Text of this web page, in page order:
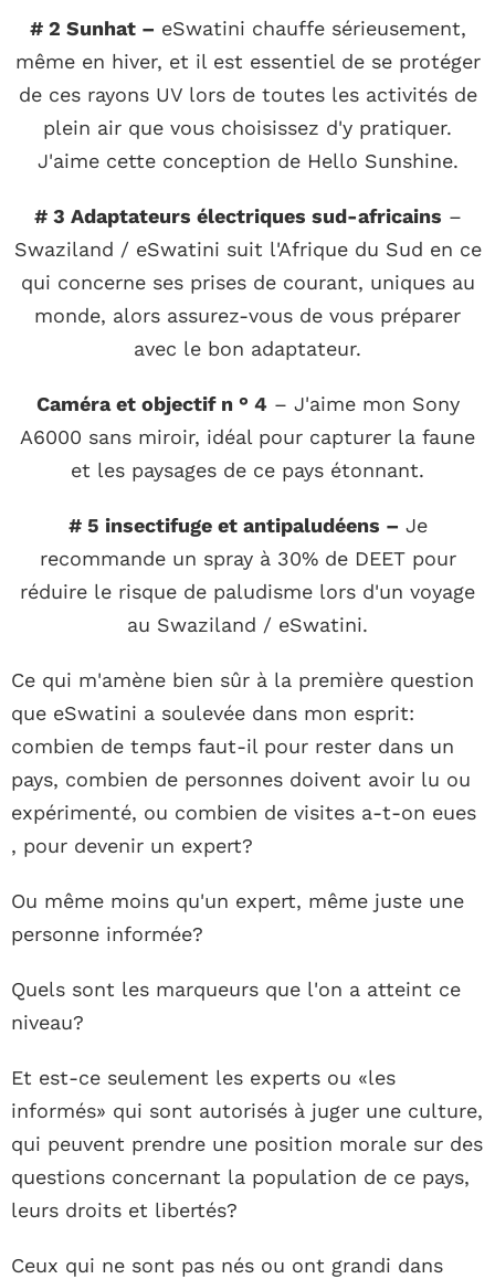
# 2 Sunhat – eSwatini chauffe sérieusement,
même en hiver, et il est essentiel de se protéger
de ces rayons UV lors de toutes les activités de
plein air que vous choisissez d'y pratiquer.
J'aime cette conception de Hello Sunshine.
# 3 Adaptateurs électriques sud-africains –
Swaziland / eSwatini suit l'Afrique du Sud en ce
qui concerne ses prises de courant, uniques au
monde, alors assurez-vous de vous préparer
avec le bon adaptateur.
Caméra et objectif n ° 4 – J'aime mon Sony
A6000 sans miroir, idéal pour capturer la faune
et les paysages de ce pays étonnant.
# 5 insectifuge et antipaludéens – Je
recommande un spray à 30% de DEET pour
réduire le risque de paludisme lors d'un voyage
au Swaziland / eSwatini.
Ce qui m'amène bien sûr à la première question
que eSwatini a soulevée dans mon esprit:
combien de temps faut-il pour rester dans un
pays, combien de personnes doivent avoir lu ou
expérimenté, ou combien de visites a-t-on eues
, pour devenir un expert?
Ou même moins qu'un expert, même juste une
personne informée?
Quels sont les marqueurs que l'on a atteint ce
niveau?
Et est-ce seulement les experts ou «les
informés» qui sont autorisés à juger une culture,
qui peuvent prendre une position morale sur des
questions concernant la population de ce pays,
leurs droits et libertés?
Ceux qui ne sont pas nés ou ont grandi dans